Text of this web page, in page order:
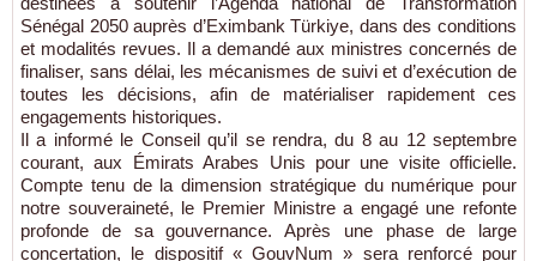
Sénégal 2050 auprès d’Eximbank Türkiye, dans des conditions
et modalités revues. Il a demandé aux ministres concernés de
finaliser, sans délai, les mécanismes de suivi et d’exécution de
toutes les décisions, afin de matérialiser rapidement ces
engagements historiques.
Il a informé le Conseil qu’il se rendra, du 8 au 12 septembre
courant, aux Émirats Arabes Unis pour une visite officielle.
Compte tenu de la dimension stratégique du numérique pour
notre souveraineté, le Premier Ministre a engagé une refonte
profonde de sa gouvernance. Après une phase de large
concertation, le dispositif « GouvNum » sera renforcé pour